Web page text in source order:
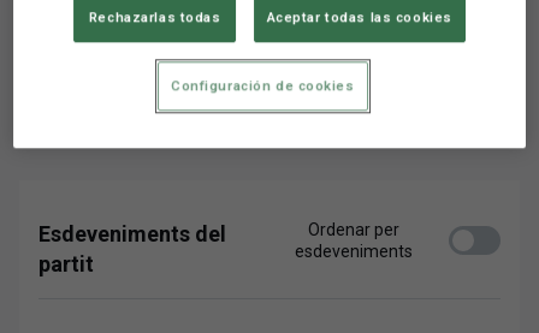
CONVOCATÒRIA | Villarreal CF B-
Levante UD
PRIMER EQUIP
Esdeveniments del
partit
Ordenar per
esdeveniments
Rechazarlas todas Aceptar todas las cookies
Configuración de cookies